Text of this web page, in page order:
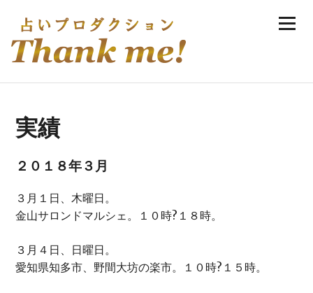
content
伊庭ゆき実の手相・風水・恋愛占い
Menu
実績
２０１８年３月
３月１日、木曜日。
金山サロンドマルシェ。１０時?１８時。
３月４日、日曜日。
愛知県知多市、野間大坊の楽市。１０時?１５時。